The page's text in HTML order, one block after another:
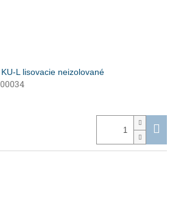
L lisovacie neizolované